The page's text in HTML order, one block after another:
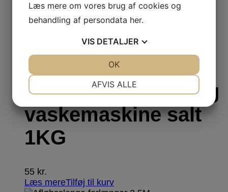
127kr.
Tilføj til kurv
Tilbehør
Opvaskemaskine og
vaskemaskine salt
1KG
55 kr.
Læs mereTilføj til kurv
Læs mere om vores brug af cookies og
behandling af persondata her.
VIS DETALJER
MARKETING STATISTIK
AFVIS ALLE
OK